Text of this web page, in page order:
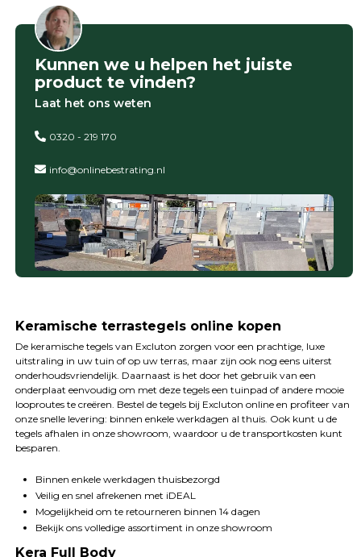
Kunnen we u helpen het juiste
product te vinden?
Laat het ons weten
0320 - 219 170
info@onlinebestrating.nl
Keramische terrastegels online kopen
De keramische tegels van Excluton zorgen voor een prachtige, luxe
uitstraling in uw tuin of op uw terras, maar zijn ook nog eens uiterst
onderhoudsvriendelijk. Daarnaast is het door het gebruik van een
onderplaat eenvoudig om met deze tegels een tuinpad of andere mooie
looproutes te creëren. Bestel de tegels bij Excluton online en profiteer van
onze snelle levering: binnen enkele werkdagen al thuis. Ook kunt u de
tegels afhalen in onze showroom, waardoor u de transportkosten kunt
besparen.
Binnen enkele werkdagen thuisbezorgd
Veilig en snel afrekenen met iDEAL
Mogelijkheid om te retourneren binnen 14 dagen
Bekijk ons volledige assortiment in onze showroom
Kera Full Body